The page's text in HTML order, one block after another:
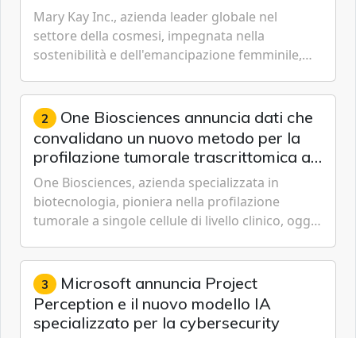
livello globale nelle sfere sociale,
economica e ambientale
Mary Kay Inc., azienda leader globale nel
settore della cosmesi, impegnata nella
sostenibilità e dell'emancipazione femminile,
sostenibilità 2026, una panora...
2 One Biosciences annuncia dati che
convalidano un nuovo metodo per la
profilazione tumorale trascrittomica a
singole cellule da campioni istologici
One Biosciences, azienda specializzata in
biotecnologia, pioniera nella profilazione
tumorale a singole cellule di livello clinico, oggi
espressione dell'...
3 Microsoft annuncia Project
Perception e il nuovo modello IA
specializzato per la cybersecurity